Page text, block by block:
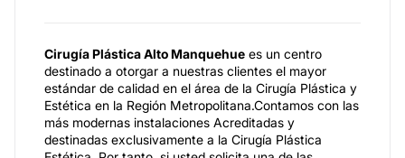
Cirugía Plástica Alto Manquehue es un centro
destinado a otorgar a nuestras clientes el mayor
estándar de calidad en el área de la Cirugía Plástica y
Estética en la Región Metropolitana.Contamos con las
más modernas instalaciones Acreditadas y
destinadas exclusivamente a la Cirugía Plástica